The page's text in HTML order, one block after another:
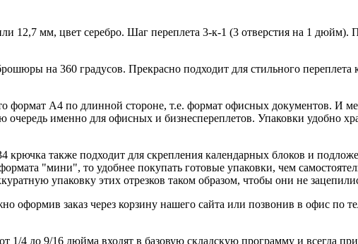
12,7 мм, цвет серебро. Шаг переплета 3-к-1 (3 отверстия на 1 дюйм).
на 360 градусов. Прекрасно подходит для стильного
формат А4 по длинной стороне, т.е. формат офисных документов. И
очередь именно для офисных и бизнеспереплетов. Упаковки удобно
крючка также подходит для скрепления календарных блоков и
"мини", то удобнее покупать готовые упаковки, чем
упаковку этих отрезков таком образом, чтобы они не
оформив заказ через корзину нашего сайта или позвонив в офис по
1/4 до 9/16 дюйма входят в базовую складскую программу и всегда